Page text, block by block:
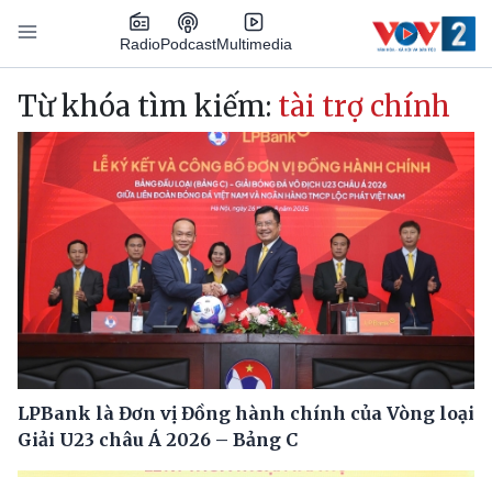
Nhảy đến nội dung
RadioPodcastMultimedia
Main navigation
Từ khóa tìm kiếm: tài trợ chính
LPBank là Đơn vị Đồng hành chính của Vòng loại
Giải U23 châu Á 2026 – Bảng C